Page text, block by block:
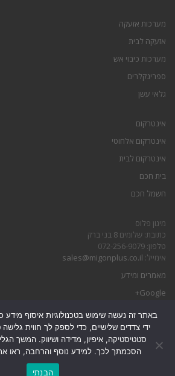
מערכות אזעקה
אזעקה לבית
מערכות כיבוי אש
ספרינקלרים
גלאי עשן
אינטרקום
אינטרקום אלחוטי
אינטרקום לבית
בית חכם
חשמל חכם
מיגון פלוס
כתובת: שלומים 8 בני ברק
טלפון: 072-256-9079
אימייל: sales@migonplus.co.il
מאמרים ומידע
Google+
מדיניות פרטיות
גלילה
ידי צדדים שלישיים, כדי לספק לך חווית גלישה
סטטיסטיקה, איפיון, מדידה ושיווק. המשך
הסכמתך לכך. למידע נוסף והרחבה, ראו
הבנתי